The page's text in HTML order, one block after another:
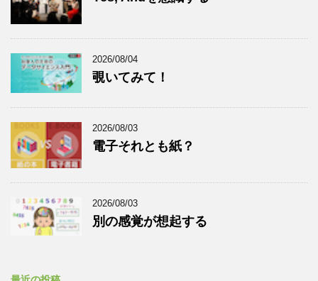
2026/08/04
覗いてみて！
2026/08/03
電子それとも紙？
2026/08/03
別の感覚が想起する